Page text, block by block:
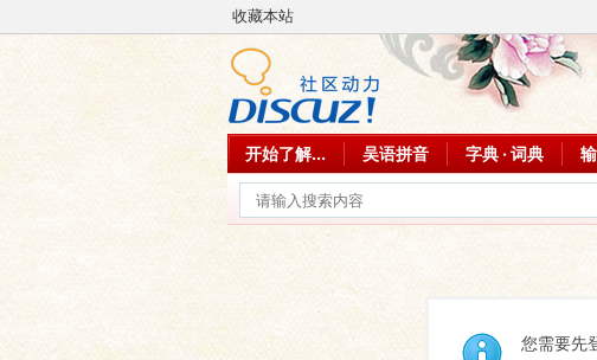
收藏本站
开始了解... 吴语拼音 字典 · 词典
您需要先